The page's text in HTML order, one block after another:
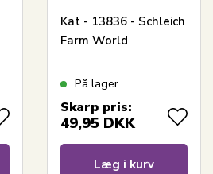
Kat - 13836 - Schleich
Farm World
På lager
Skarp pris:
49,95 DKK
Læg i kurv